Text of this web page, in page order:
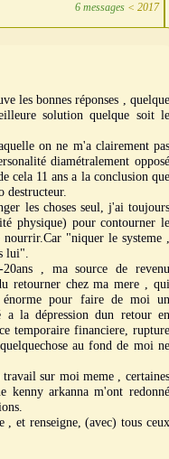
6 messages< 2017
les bonnes réponses , quelque
solution quelque soit le
on ne m'a clairement pas
diamétralement opposé
cela 11 ans a la conclusion que
destructeur.
les choses seul, j'ai toujours
physique) pour contourner le
nourrir.Car "niquer le systeme ,
lui".
, ma source de revenu
retourner chez ma mere , qui
énorme pour faire de moi un
la dépression dun retour en
temporaire financiere, rupture
au fond de moi ne
travail sur moi meme , certaines
kenny arkanna m'ont redonné
, et renseigne, (avec) tous ceux